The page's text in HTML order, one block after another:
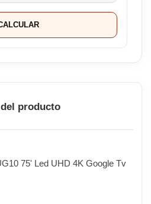
producto
75' Led UHD 4K Google Tv